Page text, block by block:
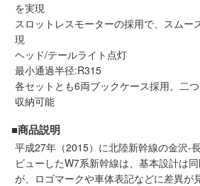
会社概要
レビューについて
を実現
スロットレスモーターの採用で、スムー
現
ヘッド/テールライト点灯
最小通過半径:R315
各セットとも6両ブックケース採用。二
収納可能
■商品説明
平成27年（2015）に北陸新幹線の金沢-
ビューしたW7系新幹線は、基本設計は
が、ロゴマークや車体表記などに差異が